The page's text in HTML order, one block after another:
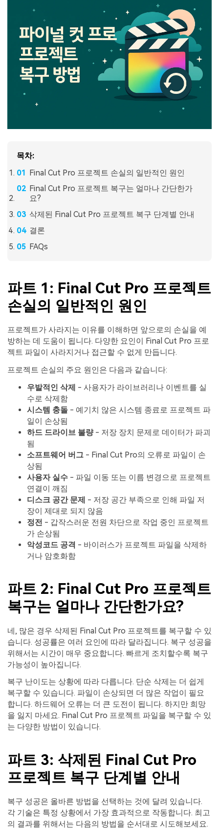
목차:
Final Cut Pro 프로젝트 손실의 일반적인 원인
Final Cut Pro 프로젝트 복구는 얼마나 간단한가
요?
삭제된 Final Cut Pro 프로젝트 복구 단계별 안내
결론
FAQs
파트 1: Final Cut Pro 프로젝트
손실의 일반적인 원인
프로젝트가 사라지는 이유를 이해하면 앞으로의 손실을 예
방하는 데 도움이 됩니다. 다양한 요인이 Final Cut Pro 프로
젝트 파일이 사라지거나 접근할 수 없게 만듭니다.
프로젝트 손실의 주요 원인은 다음과 같습니다:
우발적인 삭제 - 사용자가 라이브러리나 이벤트를 실
수로 삭제함
시스템 충돌 - 예기치 않은 시스템 종료로 프로젝트 파
일이 손상됨
하드 드라이브 불량- 저장 장치 문제로 데이터가 파괴
됨
소프트웨어 버그 - Final Cut Pro의 오류로 파일이 손
상됨
사용자 실수 - 파일 이동 또는 이름 변경으로 프로젝트
연결이 깨짐
디스크 공간 문제 - 저장 공간 부족으로 인해 파일 저
장이 제대로 되지 않음
정전 - 갑작스러운 전원 차단으로 작업 중인 프로젝트
가 손상됨
악성코드 공격 - 바이러스가 프로젝트 파일을 삭제하
거나 암호화함
파트 2: Final Cut Pro 프로젝트
복구는 얼마나 간단한가요?
네, 많은 경우 삭제된 Final Cut Pro 프로젝트를 복구할 수 있
습니다. 성공률은 여러 요인에 따라 달라집니다. 복구 성공을
위해서는 시간이 매우 중요합니다. 빠르게 조치할수록 복구
가능성이 높아집니다.
복구 난이도는 상황에 따라 다릅니다. 단순 삭제는 더 쉽게
복구할 수 있습니다. 파일이 손상되면 더 많은 작업이 필요
합니다. 하드웨어 오류는 더 큰 도전이 됩니다. 하지만 희망
을 잃지 마세요. Final Cut Pro 프로젝트 파일을 복구할 수 있
는 다양한 방법이 있습니다.
파트 3: 삭제된 Final Cut Pro
프로젝트 복구 단계별 안내
복구 성공은 올바른 방법을 선택하는 것에 달려 있습니다.
각 기술은 특정 상황에서 가장 효과적으로 작동합니다. 최고
의 결과를 위해서는 다음의 방법을 순서대로 시도해보세요.